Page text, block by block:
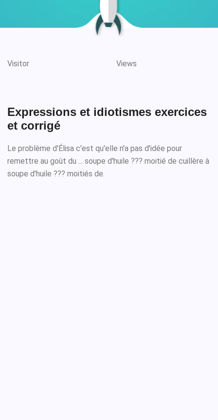
Visitor Views
Expressions et idiotismes exercices
et corrigé
Le problème d'Élisa c'est qu'elle n'a pas d'idée pour
remettre au goût du ... soupe d'huile ??? moitié de cuillère à
soupe d'huile ??? moitiés de.